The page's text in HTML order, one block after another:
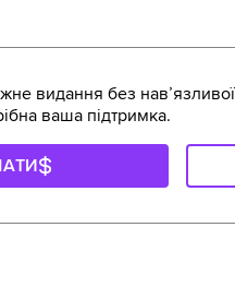
видання без
ваша підтримка.